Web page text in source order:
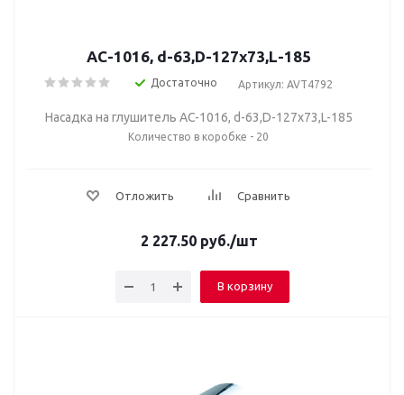
AC-1016, d-63,D-127х73,L-185
Достаточно Артикул: AVT4792
Насадка на глушитель AC-1016, d-63,D-127х73,L-185
Количество в коробке - 20
Отложить Сравнить
2 227.50руб./шт
В корзину